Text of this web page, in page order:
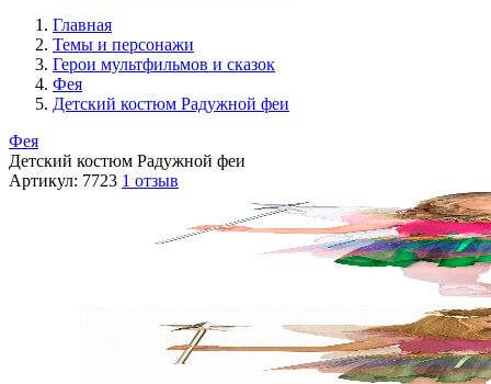
Главная
Темы и персонажи
Герои мультфильмов и сказок
Фея
Детский костюм Радужной феи
Фея
Детский костюм Радужной феи
Артикул: 7723 1 отзыв